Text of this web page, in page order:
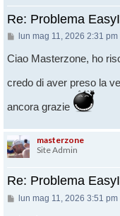
Re: Problema
Messaggio
lun mag 11, 2026 2:31 pm
Ciao Masterzone, ho
credo di aver preso la
ancora grazie
masterzone
Site Admin
Re: Problema
Messaggio
lun mag 11, 2026 3:51 pm